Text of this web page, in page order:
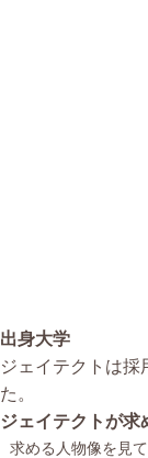
出身大学
ジェイテクトは採
た。
ジェイテクトが求
求める人物像を見